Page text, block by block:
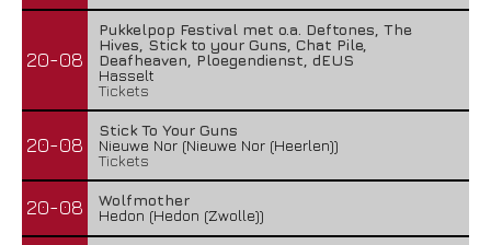
20-08
Pukkelpop Festival met o.a. Deftones, The
Hives, Stick to your Guns, Chat Pile,
Deafheaven, Ploegendienst, dEUS
Hasselt
Tickets
20-08
Stick To Your Guns
Nieuwe Nor (Nieuwe Nor (Heerlen))
Tickets
20-08
Wolfmother
Hedon (Hedon (Zwolle))